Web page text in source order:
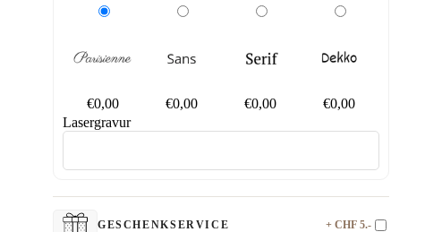
€0,00 €0,00 €0,00
€0,00
Lasergravur
GESCHENKSERVICE + CHF 5.-